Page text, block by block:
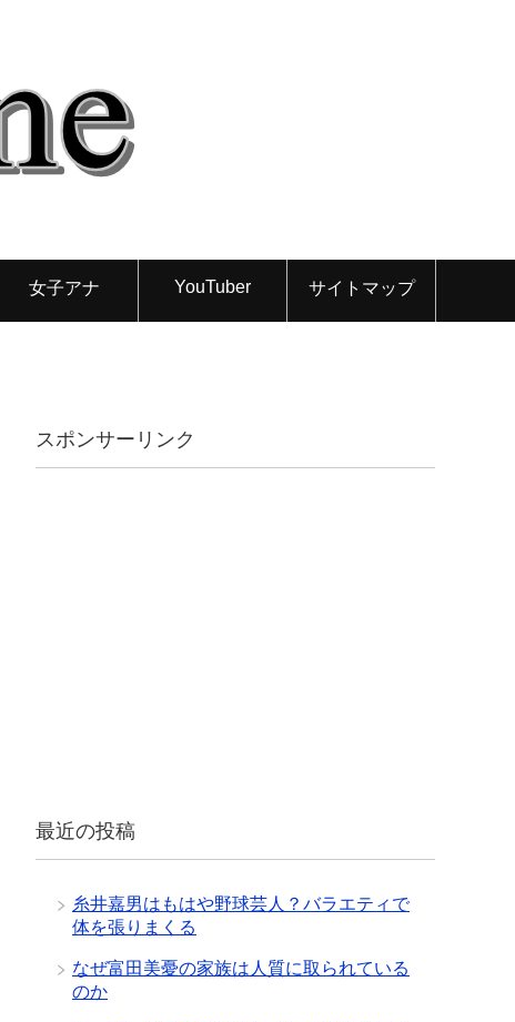
女子アナ YouTuber サイトマップ
スポンサーリンク
最近の投稿
糸井嘉男はもはや野球芸人？バラエティで
体を張りまくる
なぜ富田美憂の家族は人質に取られている
のか